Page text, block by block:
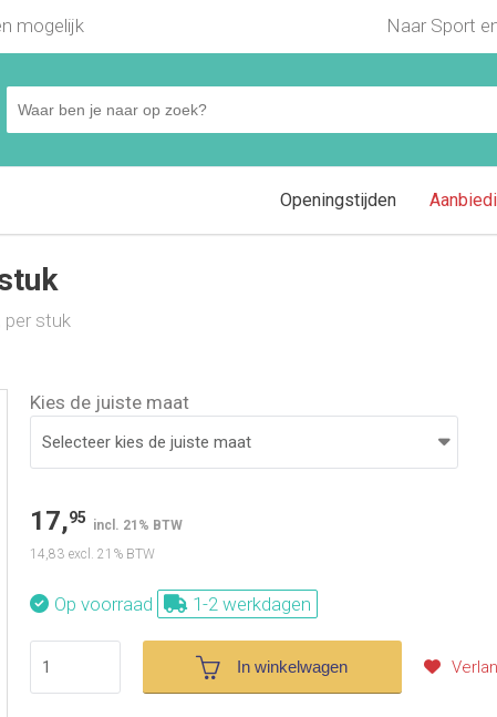
mogelijk Naar Sport
Openingstijden
per stuk
Kies de juiste maat
17,95 incl. 21% BTW
14,83 excl. 21% BTW
Op voorraad 1-2 werkdagen
In winkelwagen